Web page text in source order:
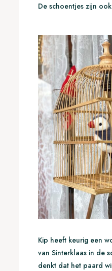
De schoentjes zijn
Kip heeft keurig een
van Sinterklaas in de
denkt dat het paard